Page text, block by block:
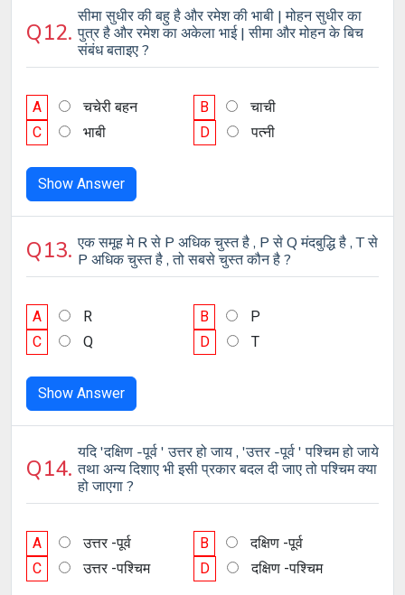
Q12.
सीमा सुधीर की बहु है और रमेश की भाबी | मोहन सुधीर का
पुत्र है और रमेश का अकेला भाई | सीमा और मोहन के बिच
संबंध बताइए ?
A चचेरी बहन B
चाची
C
भाबी D पत्नी
Show Answer
Q13. एक समूह मे R से P अधिक चुस्त है , P से Q मंदबुद्धि है , T से
P अधिक चुस्त है , तो सबसे चुस्त कौन है ?
A R B
P
C
Q D T
Show Answer
Q14.
यदि 'दक्षिण -पूर्व ' उत्तर हो जाय , 'उत्तर -पूर्व ' पश्चिम हो जाये
तथा अन्य दिशाए भी इसी प्रकार बदल दी जाए तो पश्चिम क्या
हो जाएगा ?
A उत्तर -पूर्व B
दक्षिण -पूर्व
C
उत्तर -पश्चिम D दक्षिण -पश्चिम